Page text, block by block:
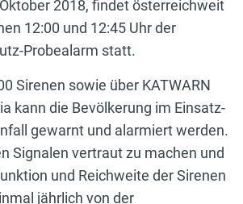
2018, findet österreichweit
12:00 und 12:45 Uhr der
Probealarm statt.
Sirenen sowie über KATWARN
kann die Bevölkerung im Einsatz-
gewarnt und alarmiert werden.
Signalen vertraut zu machen und
und Reichweite der Sirenen
jährlich von der